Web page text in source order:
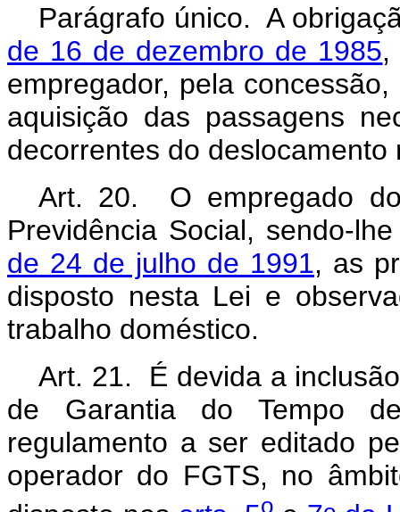
Parágrafo único. A
de 16 de dezembro de 1985,
empregador, pela
aquisição das passagens
decorrentes do
Art. 20. O empregado
Previdência Social, sendo-
de 24 de julho de 1991, as
disposto nesta Lei e
trabalho doméstico.
Art. 21. É devida a
de Garantia do Tempo
regulamento a ser editado
operador do FGTS, no
o